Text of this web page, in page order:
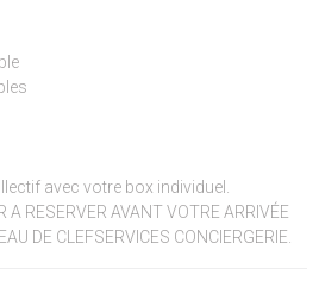
avec votre box individuel.
A RESERVER AVANT VOTRE ARRIVÉE
DE CLEFSERVICES CONCIERGERIE.